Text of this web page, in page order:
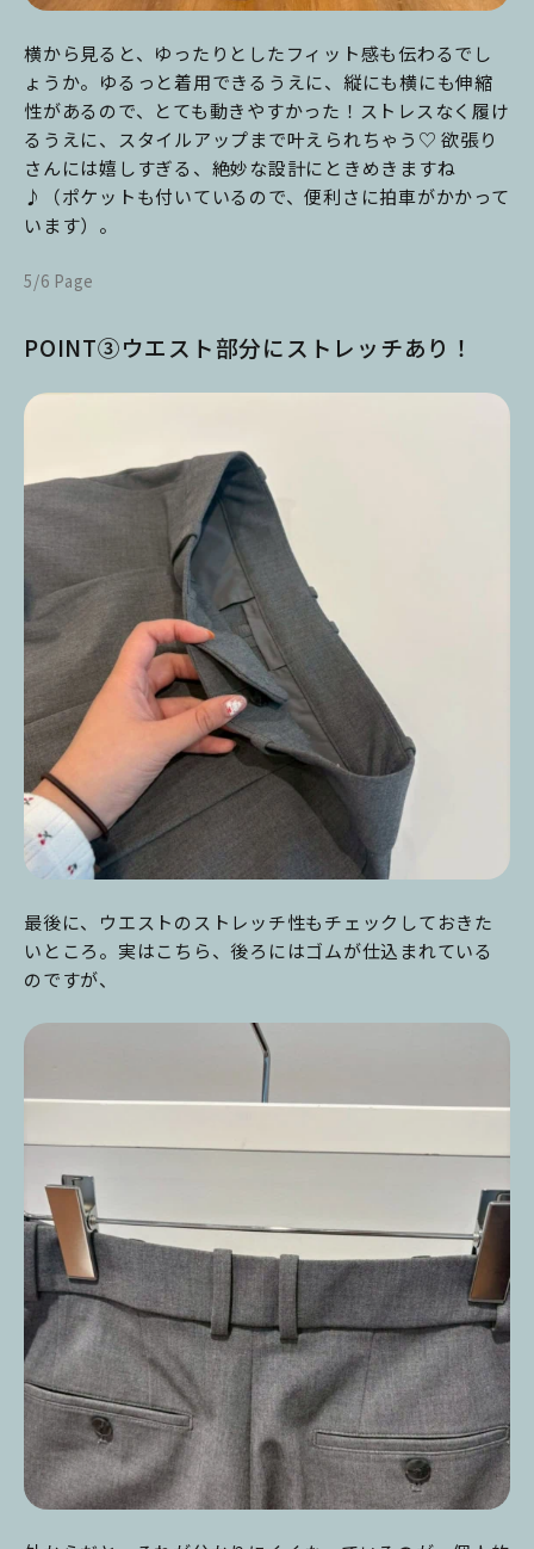
横から見ると、ゆったりとしたフィット感も伝わるでし
ょうか。ゆるっと着用できるうえに、縦にも横にも伸縮
性があるので、とても動きやすかった！ストレスなく履け
るうえに、スタイルアップまで叶えられちゃう♡ 欲張り
さんには嬉しすぎる、絶妙な設計にときめきますね
♪（ポケットも付いているので、便利さに拍車がかかって
います）。
5/6 Page
POINT③ウエスト部分にストレッチあり！
最後に、ウエストのストレッチ性もチェックしておきた
いところ。実はこちら、後ろにはゴムが仕込まれている
のですが、